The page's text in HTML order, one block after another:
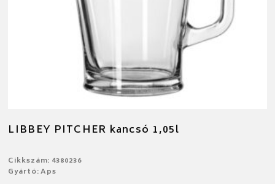
LIBBEY PITCHER kancsó 1,05l
Cikkszám: 4380236
Gyártó: Aps